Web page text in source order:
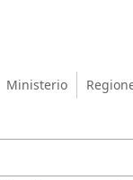
las
Ministerio